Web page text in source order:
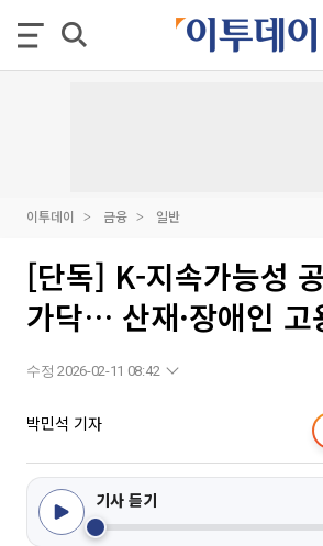
이투데이 금융 일반
[단독] K-지속가능성
가닥… 산재·장애인 고
수정 2026-02-11 08:42
박민석 기자
기사 듣기